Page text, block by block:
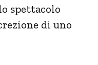
spettacolo
di uno